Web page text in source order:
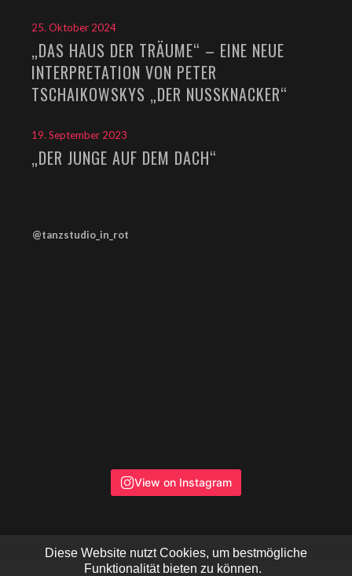
25. Oktober 2024
„DAS HAUS DER TRÄUME“ – EINE NEUE
INTERPRETATION VON PETER
TSCHAIKOWSKYS „DER NUSSKNACKER“
19. September 2023
„DER JUNGE AUF DEM DACH“
@tanzstudio_in_rot
View on Instagram
Diese Website nutzt Cookies, um bestmögliche
Funktionalität bieten zu können.